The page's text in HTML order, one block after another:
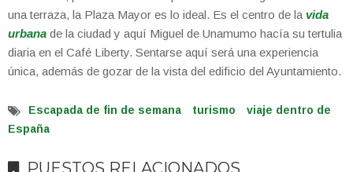
una terraza, la Plaza Mayor es lo ideal. Es el centro de la vida
urbana de la ciudad y aquí Miguel de Unamumo hacía su tertulia
diaria en el Café Liberty. Sentarse aquí será una experiencia
única, además de gozar de la vista del edificio del Ayuntamiento.
Escapada de fin de semana turismo
viaje dentro de
España
PUESTOS RELACIONADOS